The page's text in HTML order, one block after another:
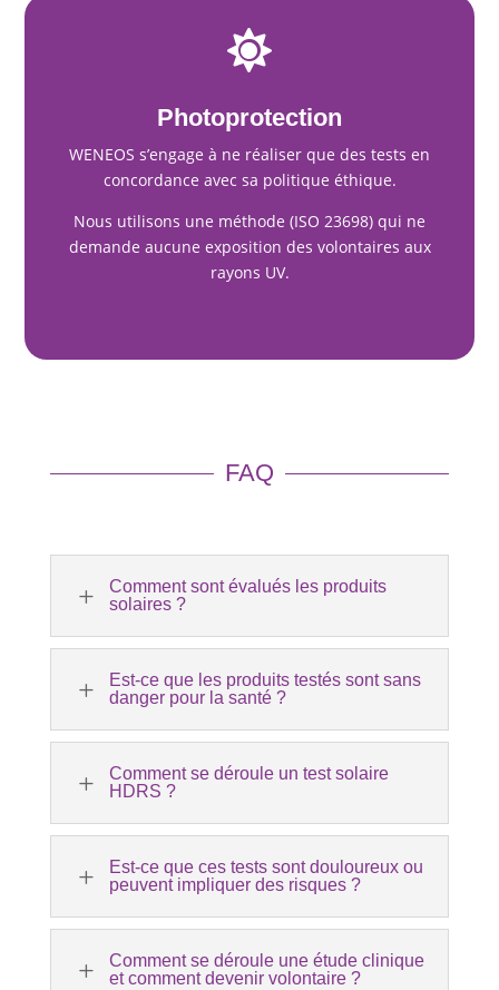

Photoprotection
WENEOS s’engage à ne réaliser que des tests en
concordance avec sa politique éthique.
Nous utilisons une méthode (ISO 23698) qui ne
demande aucune exposition des volontaires aux
rayons UV.
FAQ
L
Comment sont évalués les produits
solaires ?
L
Est-ce que les produits testés sont sans
danger pour la santé ?
L
Comment se déroule un test solaire
HDRS ?
L
Est-ce que ces tests sont douloureux ou
peuvent impliquer des risques ?
L
Comment se déroule une étude clinique
et comment devenir volontaire ?